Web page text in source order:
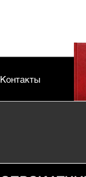
Контакты